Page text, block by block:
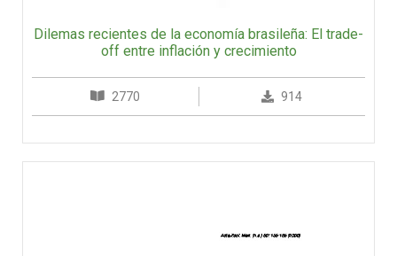
Dilemas recientes de la economía brasileña: El trade-
off entre inflación y crecimiento
2770 914